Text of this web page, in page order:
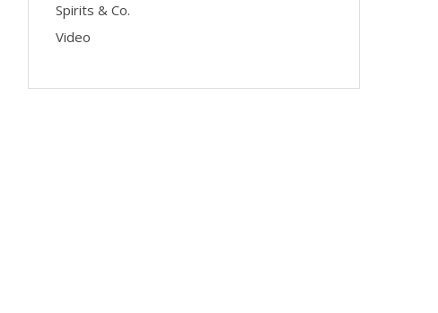
Spirits & Co.
Video